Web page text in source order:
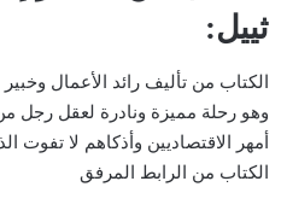
ثييل:
الكتاب من تأليف رائد الأعمال وخبير
وهو رحلة مميزة ونادرة لعقل رجل
أمهر الاقتصاديين وأذكاهم لا تفوت
الكتاب من الرابط المرفق